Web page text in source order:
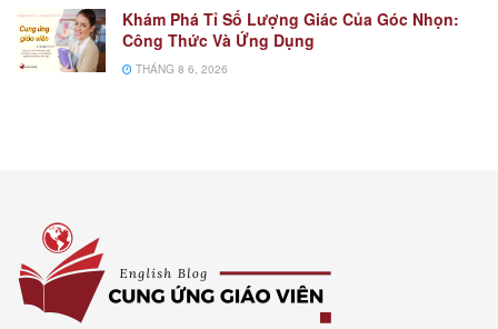
Khám Phá Tỉ Số Lượng Giác Của Góc Nhọn:
Công Thức Và Ứng Dụng
THÁNG 8 6, 2026